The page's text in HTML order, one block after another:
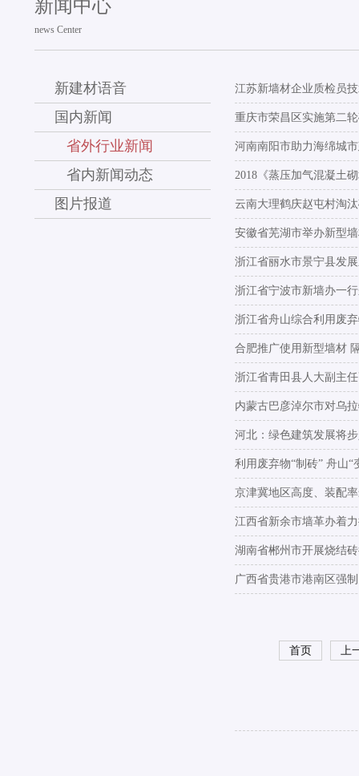
新闻中心
news Center
新建材语音
国内新闻
省外行业新闻
省内新闻动态
图片报道
江苏新墙材企业质检员
重庆市荣昌区实施第二
河南南阳市助力海绵城
2018《蒸压加气混凝土
云南大理鹤庆赵屯村淘
安徽省芜湖市举办新型
浙江省丽水市景宁县发
浙江省宁波市新墙办一
浙江省舟山综合利用废
合肥推广使用新型墙材
浙江省青田县人大副主
内蒙古巴彦淖尔市对乌
河北：绿色建筑发展将
利用废弃物“制砖” 舟山
京津冀地区高度、装配
江西省新余市墙革办着
湖南省郴州市开展烧结
广西省贵港市港南区强
首页 上